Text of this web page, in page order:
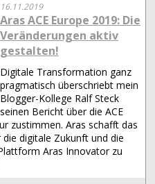
16.11.2019
Aras ACE Europe 2019: Die
Veränderungen aktiv
gestalten!
Digitale Transformation ganz
pragmatisch überschriebt mein
Blogger-Kollege Ralf Steck
seinen Bericht über die ACE
zustimmen. Aras schafft das
digitale Zukunft und die
Aras Innovator zu